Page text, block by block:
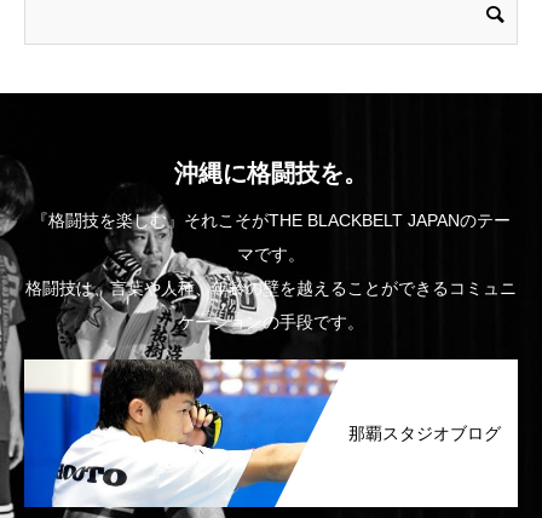
沖縄に格闘技を。
『格闘技を楽しむ』それこそがTHE BLACKBELT JAPANのテー
マです。
格闘技は、言葉や人種、年齢の壁を越えることができるコミュニ
ケーションの手段です。
那覇スタジオブログ